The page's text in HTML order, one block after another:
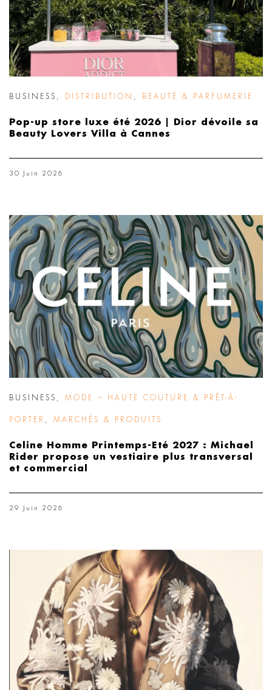
BUSINESS DISTRIBUTION BEAUTÉ & PARFUMERIE
Pop-up store luxe été 2026 | Dior dévoile sa
Beauty Lovers Villa à Cannes
30 Juin 2026
BUSINESS MODE – HAUTE COUTURE & PRÊT-À-
PORTER MARCHÉS & PRODUITS
Celine Homme Printemps-Eté 2027 : Michael
Rider propose un vestiaire plus transversal
et commercial
29 Juin 2026